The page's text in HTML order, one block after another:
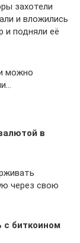
захотели
и вложились
и подняли её
можно
в
через свою
с биткоином